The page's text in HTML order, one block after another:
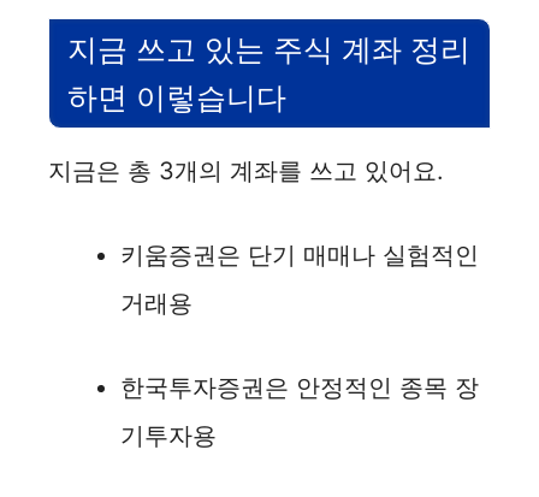
지금 쓰고 있는 주식 계좌 정리
하면 이렇습니다
지금은 총 3개의 계좌를 쓰고 있어요.
키움증권은 단기 매매나 실험적인
거래용
한국투자증권은 안정적인 종목 장
기투자용